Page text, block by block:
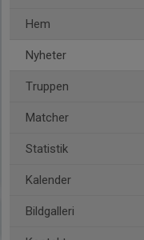
Hem
Nyheter
Truppen
Matcher
Statistik
Kalender
Bildgalleri